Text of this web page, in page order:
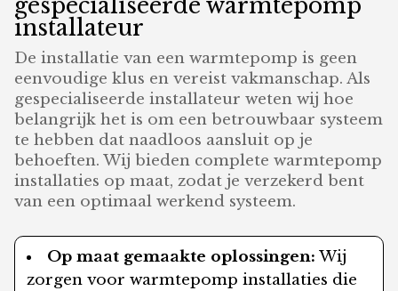
gespecialiseerde warmtepomp
installateur
De installatie van een warmtepomp is geen
eenvoudige klus en vereist vakmanschap. Als
gespecialiseerde installateur weten wij hoe
belangrijk het is om een betrouwbaar systeem
te hebben dat naadloos aansluit op je
behoeften. Wij bieden complete warmtepomp
installaties op maat, zodat je verzekerd bent
van een optimaal werkend systeem.
Op maat gemaakte oplossingen: Wij
zorgen voor warmtepomp installaties die